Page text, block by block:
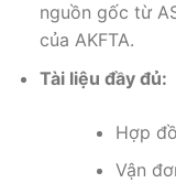
nguồn gốc từ
của AKFTA.
Tài liệu đầy đủ:
Hợp
Vận